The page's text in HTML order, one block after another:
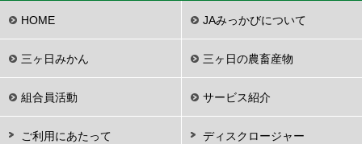
HOME JAみっかびについて
三ヶ日みかん 三ヶ日の農畜産物
組合員活動 サービス紹介
ご利用にあたって ディスクロージャー